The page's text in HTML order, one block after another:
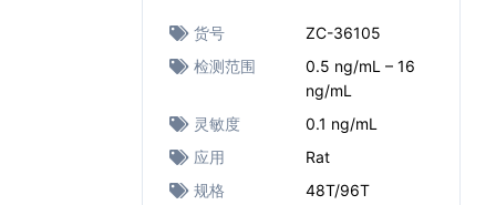
货号
ZC-36105
检测范围
0.5 ng/mL – 16
ng/mL
灵敏度
0.1 ng/mL
应用
Rat
规格
48T/96T